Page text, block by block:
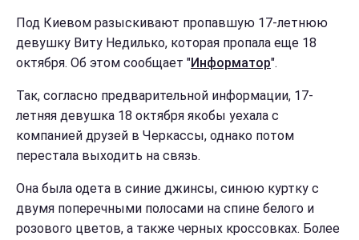
Под Киевом разыскивают пропавшую 17-летнюю
девушку Виту Недилько, которая пропала еще 18
октября. Об этом сообщает "Информатор".
Так, согласно предварительной информации, 17-
летняя девушка 18 октября якобы уехала с
компанией друзей в Черкассы, однако потом
перестала выходить на связь.
Она была одета в синие джинсы, синюю куртку с
двумя поперечными полосами на спине белого и
розового цветов, а также черных кроссовках. Более